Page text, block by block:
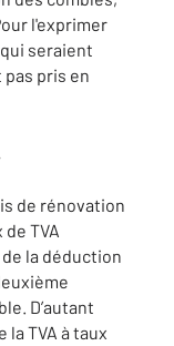
l'exprimer
seraient
pris en
de rénovation
TVA
la déduction
D’autant
la TVA à taux